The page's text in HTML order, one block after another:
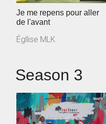
Je me repens pour aller
de l'avant
Égllise MLK
Season 3